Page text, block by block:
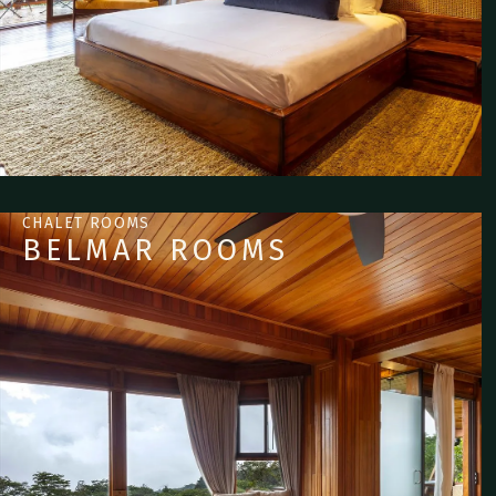
CHALET ROOMS
BELMAR ROOMS
Romance en las
nubes
LEER MÁS